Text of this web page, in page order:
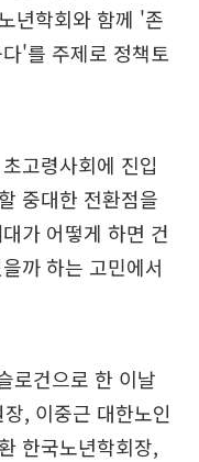
년학회와 함께 '존
'를 주제로 정책토
고령사회에 진입
중대한 전환점을
가 어떻게 하면 건
까 하는 고민에서
로건으로 한 이날
, 이중근 대한노인
한국노년학회장,